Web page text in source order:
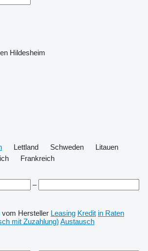
Hildesheim
Lettland Schweden
Litauen
Frankreich
–
vom Hersteller Leasing Kredit in Raten
mit Zuzahlung) Austausch